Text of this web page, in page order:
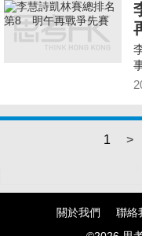
1 >
關於我們 聯絡